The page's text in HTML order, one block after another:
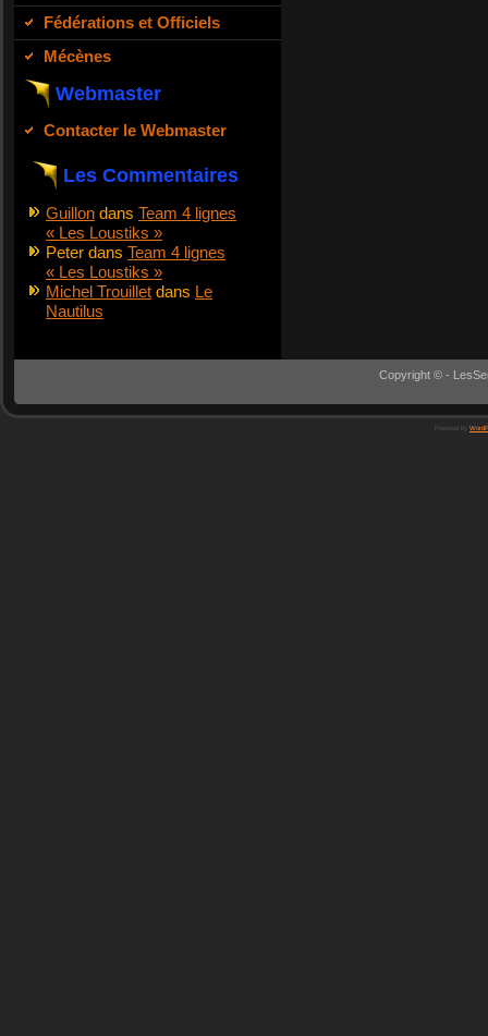
Fédérations et Officiels
Mécènes
Webmaster
Contacter le Webmaster
Les Commentaires
Guillon dans Team 4 lignes
« Les Loustiks »
Peter dans Team 4 lignes
« Les Loustiks »
Michel Trouillet dans Le
Nautilus
Copyright © -
Powered by